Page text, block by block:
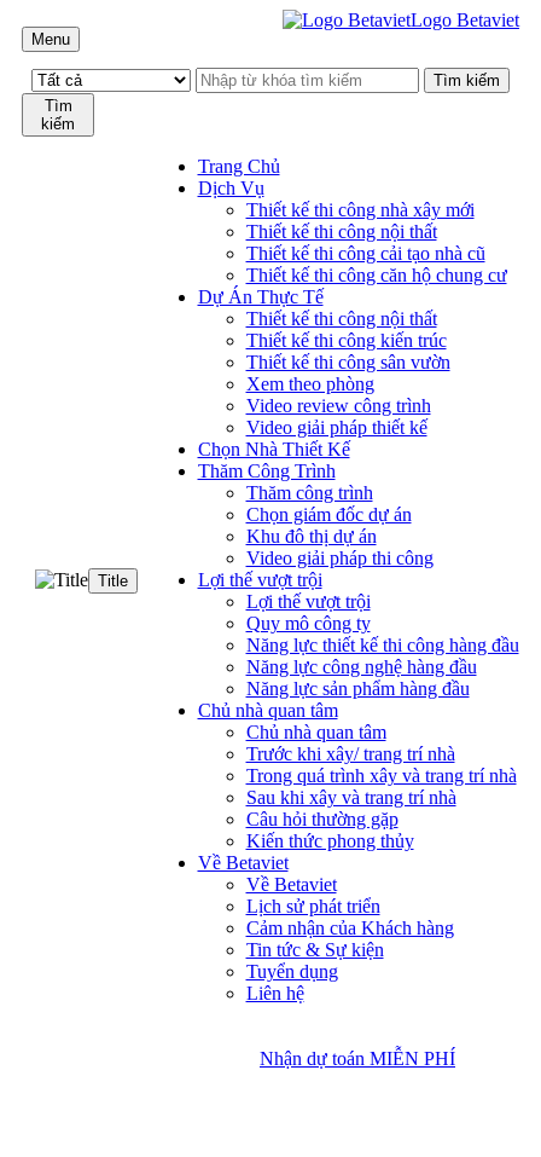
Menu
Logo Betaviet
Tìm
kiếm
Title
Trang Chủ
Dịch Vụ
Thiết kế thi công nhà xây mới
Thiết kế thi công nội thất
Thiết kế thi công cải tạo nhà cũ
Thiết kế thi công căn hộ chung cư
Dự Án Thực Tế
Thiết kế thi công nội thất
Thiết kế thi công kiến trúc
Thiết kế thi công sân vườn
Xem theo phòng
Video review công trình
Video giải pháp thiết kế
Chọn Nhà Thiết Kế
Thăm Công Trình
Thăm công trình
Chọn giám đốc dự án
Khu đô thị dự án
Video giải pháp thi công
Lợi thế vượt trội
Lợi thế vượt trội
Quy mô công ty
Năng lực thiết kế thi công hàng đầu
Năng lực công nghệ hàng đầu
Năng lực sản phẩm hàng đầu
Chủ nhà quan tâm
Chủ nhà quan tâm
Trước khi xây/ trang trí nhà
Trong quá trình xây và trang trí nhà
Sau khi xây và trang trí nhà
Câu hỏi thường gặp
Kiến thức phong thủy
Về Betaviet
Về Betaviet
Lịch sử phát triển
Cảm nhận của Khách hàng
Tin tức & Sự kiện
Tuyển dụng
Liên hệ
Nhận dự toán MIỄN PHÍ